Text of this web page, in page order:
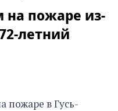
на пожаре из-
летний
пожаре в Гусь-